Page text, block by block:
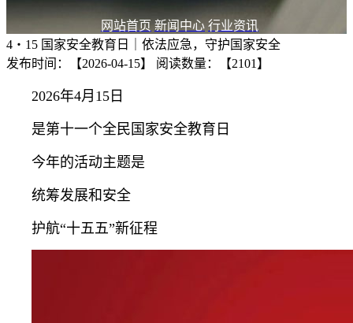
网站首页 新闻中心 行业资讯
4・15 国家安全教育日｜依法应急，守护国家安全
发布时间：【2026-04-15】
阅读数量：【2101】
2026年4月15日
是第十一个全民国家安全教育日
今年的活动主题是
统筹发展和安全
护航“十五五”新征程